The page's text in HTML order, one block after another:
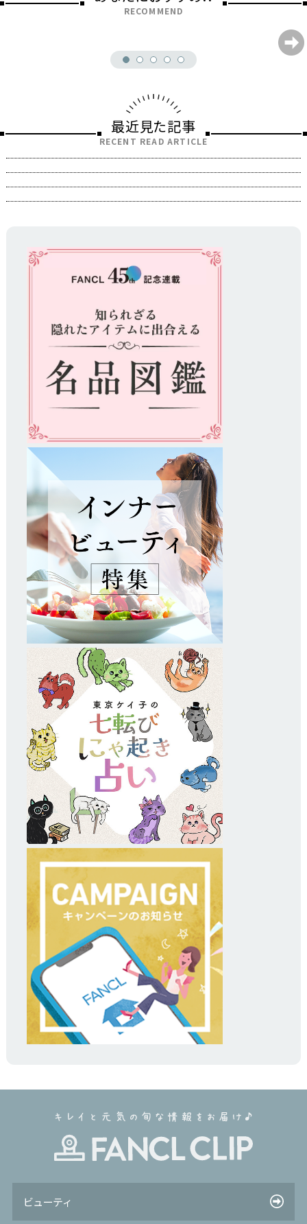
RECOMMEND
最近見た記事
RECENT READ ARTICLE
ビューティ